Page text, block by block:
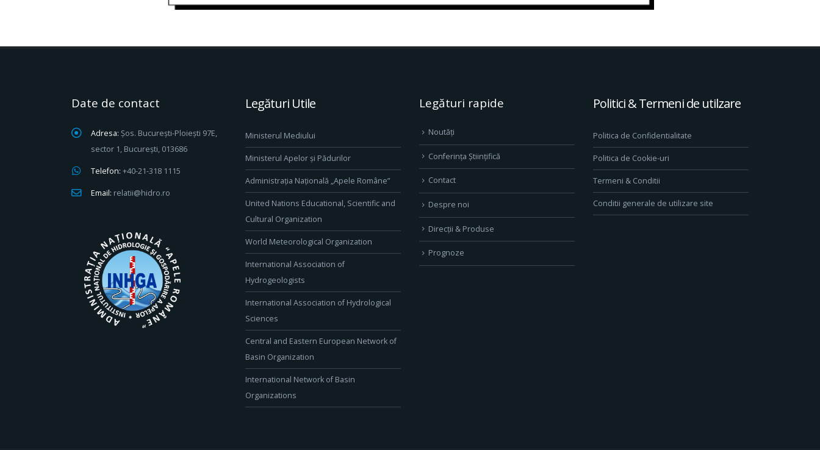
Date de contact
Adresa: Șos. București-Ploiești 97E,
sector 1, București, 013686
Telefon: +40-21-318 1115
Email: relatii@hidro.ro
Legături Utile
Ministerul Mediului
Ministerul Apelor și Pădurilor
Administrația Națională „Apele Române”
United Nations Educational, Scientific and
Cultural Organization
World Meteorological Organization
International Association of
Hydrogeologists
International Association of Hydrological
Sciences
Central and Eastern European Network of
Basin Organization
International Network of Basin
Organizations
Legături rapide
Noutăți
Conferința Științifică
Contact
Despre noi
Direcţii & Produse
Prognoze
Politici & Termeni de utilzare
Politica de Confidentialitate
Politica de Cookie-uri
Termeni & Conditii
Conditii generale de utilizare site